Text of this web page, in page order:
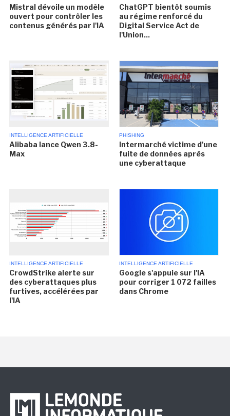
Mistral dévoile un modèle
ouvert pour contrôler les
contenus générés par l'IA
ChatGPT bientôt soumis
au régime renforcé du
Digital Service Act de
l'Union...
INTELLIGENCE ARTIFICIELLE
Alibaba lance Qwen 3.8-
Max
PHISHING
Intermarché victime d'une
fuite de données après
une cyberattaque
INTELLIGENCE ARTIFICIELLE
CrowdStrike alerte sur
des cyberattaques plus
furtives, accélérées par
l'IA
INTELLIGENCE ARTIFICIELLE
Google s'appuie sur l'IA
pour corriger 1 072 failles
dans Chrome